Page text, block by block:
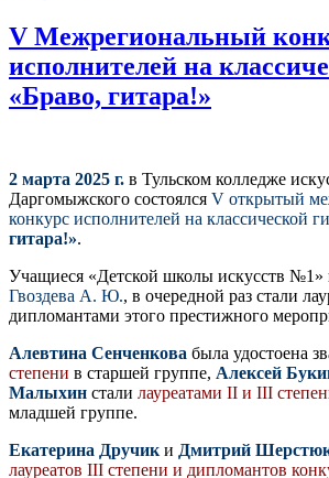
V Межрегиональный
исполнителей на
«Браво, гитара!»
2 марта 2025 г. в Тульском колледже
Даргомыжского состоялся V открытый
конкурс исполнителей на классической
гитара!».
Учащиеся «Детской школы искусств №1»
Гвоздева А. Ю., в очередной раз стали
дипломантами этого престижного
Алевтина Сенченкова была удостоена
степени в старшей группе, Алексей
Малыхин стали лауреатами II и III
младшей группе.
Екатерина Дручики Дмитрий
лауреатов III степени и дипломантов